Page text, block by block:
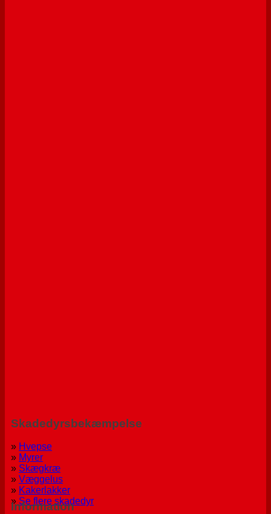
Skadedyrsbekæmpelse
» Hvepse
» Myrer
» Skægkræ
» Væggelus
» Kakerlakker
» Se flere skadedyr
Information